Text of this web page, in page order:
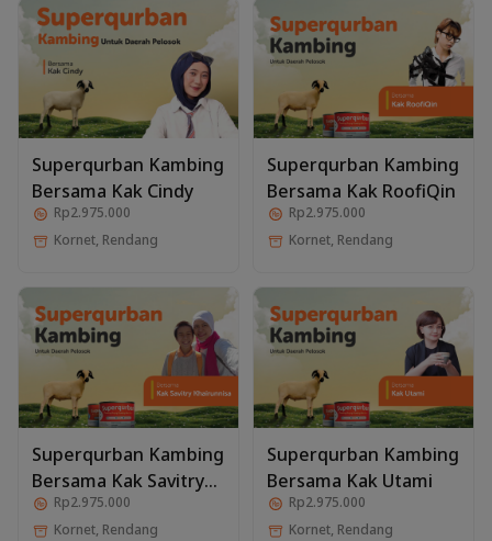
Superqurban Kambing
Bersama Kak Cindy
Rp2.975.000
Kornet, Rendang
Superqurban Kambing
Bersama Kak RoofiQin
Rp2.975.000
Kornet, Rendang
Superqurban Kambing
Bersama Kak Savitry
Khairunnisa
Rp2.975.000
Kornet, Rendang
Superqurban Kambing
Bersama Kak Utami
Rp2.975.000
Kornet, Rendang